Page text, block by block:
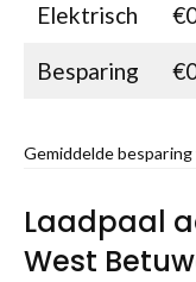
Elektrisch
Besparing
Gemiddelde
Laadpaal
West